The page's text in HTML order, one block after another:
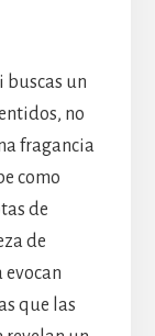
buscas un
no
fragancia
como
de
de
que las